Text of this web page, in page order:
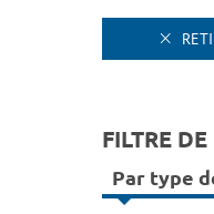
FILTRE DE
Par type